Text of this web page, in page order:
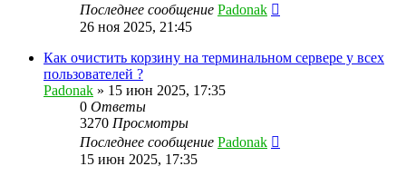
Последнее сообщение Padonak
26 ноя 2025, 21:45
Как очистить корзину на терминальном сервере у всех
пользователей ?
Padonak » 15 июн 2025, 17:35
0 Ответы
3270 Просмотры
Последнее сообщение Padonak
15 июн 2025, 17:35